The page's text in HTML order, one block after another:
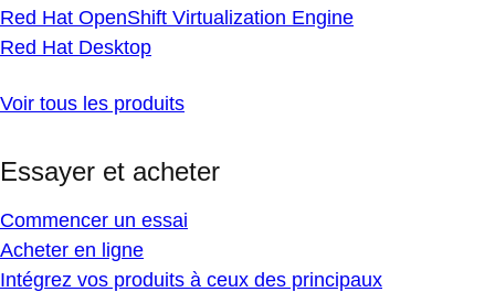
Red Hat OpenShift Virtualization Engine
Red Hat Desktop
Voir tous les produits
Essayer et acheter
Commencer un essai
Acheter en ligne
Intégrez vos produits à ceux des principaux